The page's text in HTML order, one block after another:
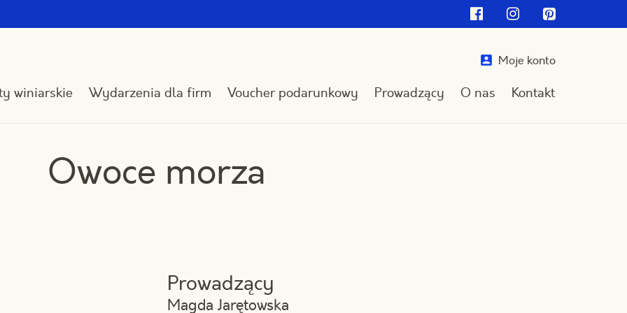
Moje konto
winiarskie Wydarzenia dla firm Voucher podarunkowy Prowadzący O nas Kontakt
Owoce morza
Prowadzący
Magda Jarętowska